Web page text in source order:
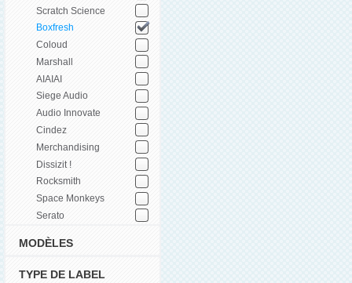
Scratch Science
Boxfresh
Coloud
Marshall
AIAIAI
Siege Audio
Audio Innovate
Cindez
Merchandising
Dissizit !
Rocksmith
Space Monkeys
Serato
MODÈLES
TYPE DE LABEL